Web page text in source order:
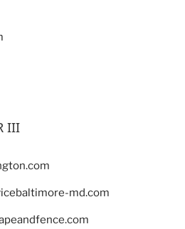
III
md.com